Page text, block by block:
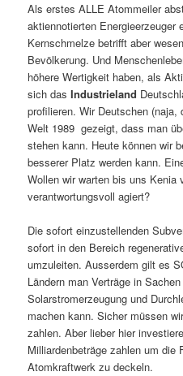
Als erstes ALLE Atommeiler
aktiennotierten Energieerzeuger
Kernschmelze betrifft aber
Bevölkerung. Und
höhere Wertigkeit haben, als
sich dasIndustrieland
profilieren. Wir Deutschen
Welt 1989 gezeigt, dass man
stehen kann. Heute können wir
besserer Platz werden kann.
Wollen wir warten bis uns Kenia
verantwortungsvoll agiert?
Die sofort einzustellenden
sofort in den Bereich
umzuleiten. Ausserdem gilt es
Ländern man Verträge in
Solarstromerzeugung und
machen kann. Sicher müssen
zahlen. Aber lieber hier
Milliardenbeträge zahlen um die
Atomkraftwerk zu deckeln.